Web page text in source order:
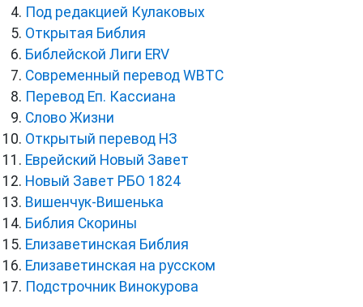
Под редакцией Кулаковых
Открытая Библия
Библейской Лиги ERV
Cовременный перевод WBTC
Перевод Еп. Кассиана
Слово Жизни
Открытый перевод НЗ
Еврейский Новый Завет
Новый Завет РБО 1824
Вишенчук-Вишенька
Библия Скорины
Елизаветинская Библия
Елизаветинская на русском
Подстрочник Винокурова